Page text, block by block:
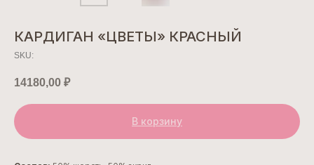
КАРДИГАН «ЦВЕТЫ» КРАСНЫЙ
SKU:
14180,00 ₽
В корзину